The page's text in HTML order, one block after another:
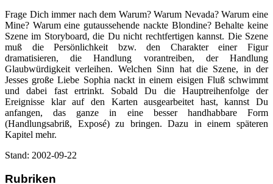
Frage Dich immer nach dem Warum? Warum Nevada? Warum eine
Mine? Warum eine gutaussehende nackte Blondine? Behalte keine
Szene im Storyboard, die Du nicht rechtfertigen kannst. Die Szene
muß die Persönlichkeit bzw. den Charakter einer Figur
dramatisieren, die Handlung vorantreiben, der Handlung
Glaubwürdigkeit verleihen. Welchen Sinn hat die Szene, in der
Jesses große Liebe Sophia nackt in einem eisigen Fluß schwimmt
und dabei fast ertrinkt. Sobald Du die Hauptreihenfolge der
Ereignisse klar auf den Karten ausgearbeitet hast, kannst Du
anfangen, das ganze in eine besser handhabbare Form
(Handlungsabriß, Exposé) zu bringen. Dazu in einem späteren
Kapitel mehr.
Stand: 2002-09-22
Rubriken